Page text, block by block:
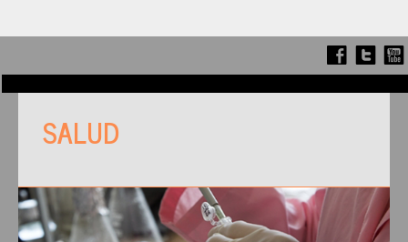
SALUD